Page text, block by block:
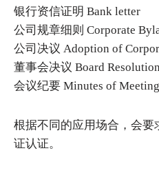
银行资信证明 Bank letter
公司规章细则 Corporate
公司决议 Adoption of
董事会决议 Board Resolution
会议纪要 Minutes of Meeting
根据不同的应用场合，会
证认证。